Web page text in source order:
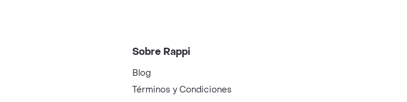
Sobre Rappi
Blog
Términos y Condiciones